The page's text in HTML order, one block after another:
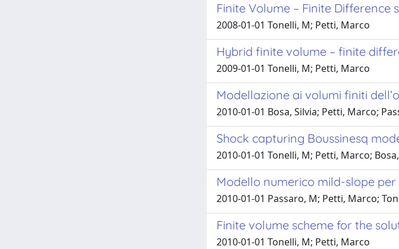
Finite Volume – Finite Difference
2008-01-01 Tonelli, M; Petti, Marco
Hybrid finite volume – finite
2009-01-01 Tonelli, M; Petti, Marco
Modellazione ai volumi finiti
2010-01-01 Bosa, Silvia; Petti, Marco;
Shock capturing Boussinesq
2010-01-01 Tonelli, M; Petti, Marco;
Modello numerico mild-slope
2010-01-01 Passaro, M; Petti, Marco;
Finite volume scheme for the
2010-01-01 Tonelli, M; Petti, Marco